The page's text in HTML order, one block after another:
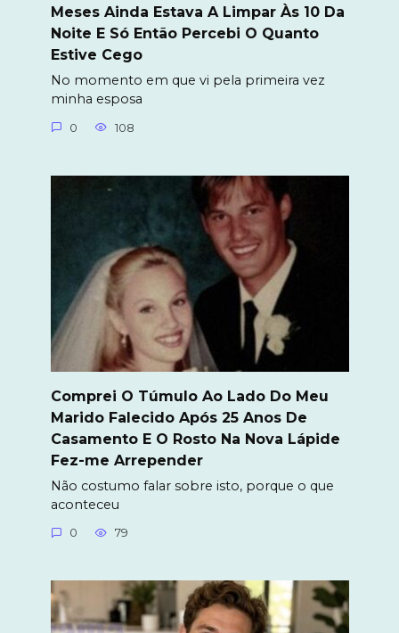
Meses Ainda Estava A Limpar Às 10 Da
Noite E Só Então Percebi O Quanto
Estive Cego
No momento em que vi pela primeira vez
minha esposa
0 108
Comprei O Túmulo Ao Lado Do Meu
Marido Falecido Após 25 Anos De
Casamento E O Rosto Na Nova Lápide
Fez-me Arrepender
Não costumo falar sobre isto, porque o que
aconteceu
0 79